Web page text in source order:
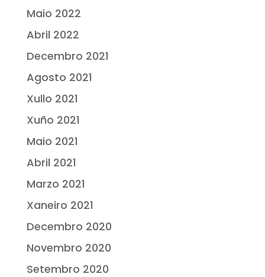
Maio 2022
Abril 2022
Decembro 2021
Agosto 2021
Xullo 2021
Xuño 2021
Maio 2021
Abril 2021
Marzo 2021
Xaneiro 2021
Decembro 2020
Novembro 2020
Setembro 2020